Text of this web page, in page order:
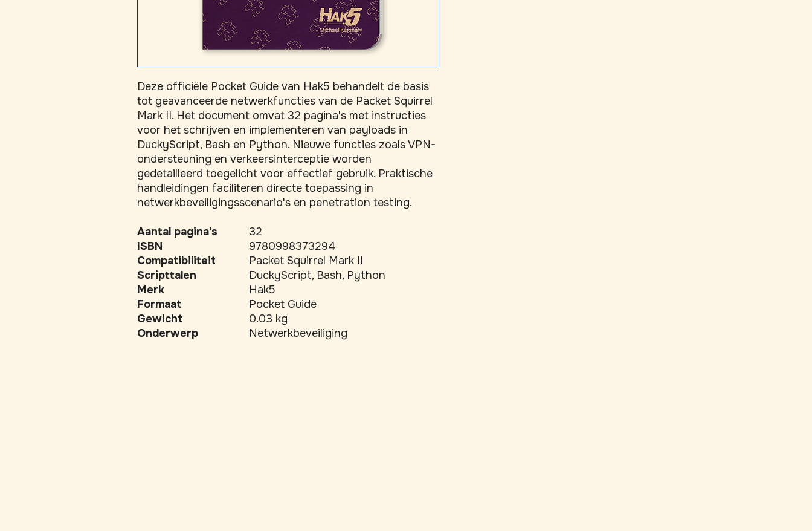
Deze officiële Pocket Guide van Hak5 behandelt de basis
tot geavanceerde netwerkfuncties van de Packet Squirrel
Mark II. Het document omvat 32 pagina's met instructies
voor het schrijven en implementeren van payloads in
DuckyScript, Bash en Python. Nieuwe functies zoals VPN-
ondersteuning en verkeersinterceptie worden
gedetailleerd toegelicht voor effectief gebruik. Praktische
handleidingen faciliteren directe toepassing in
netwerkbeveiligingsscenario's en penetration testing.
Aantal pagina's
32
ISBN
9780998373294
Compatibiliteit
Packet Squirrel Mark II
Scripttalen
DuckyScript, Bash, Python
Merk
Hak5
Formaat
Pocket Guide
Gewicht
0.03 kg
Onderwerp
Netwerkbeveiliging